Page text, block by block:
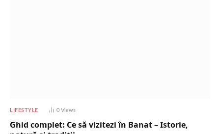
LIFESTYLE 0 Views
Ghid complet: Ce să vizitezi în Banat – Istorie,